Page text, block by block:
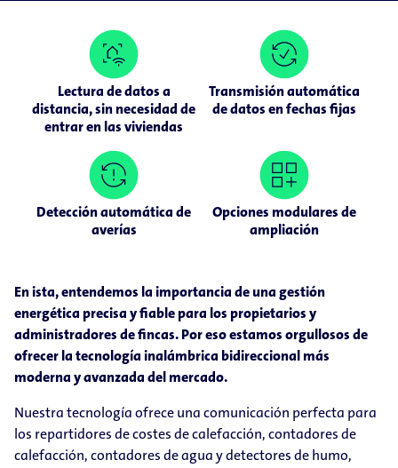
Lectura de datos a
distancia, sin necesidad de
entrar en las viviendas
Transmisión automática
de datos en fechas fijas
Detección automática de
averías
Opciones modulares de
ampliación
En ista, entendemos la importancia de una gestión
energética precisa y fiable para los propietarios y
administradores de fincas. Por eso estamos orgullosos de
ofrecer la tecnología inalámbrica bidireccional más
moderna y avanzada del mercado.
Nuestra tecnología ofrece una comunicación perfecta para
los repartidores de costes de calefacción, contadores de
calefacción, contadores de agua y detectores de humo,